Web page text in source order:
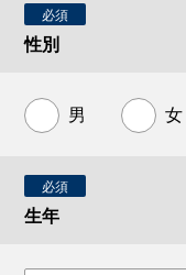
必須
性別
男 女
必須
生年